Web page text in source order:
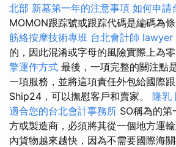
北部 新墓第一年的注意事項 如何申請
MOMON跟踪號或跟踪代碼是編碼為條
筋絡按摩技術專班 台北會計師 lawyer
的，因此混淆或字母的風險實際上為零
擎運作方式 最後，一項完整的關注點
一項服務，並將這項責任外包給國際
Ship24，可以撫慰客戶和賣家。 隆乳
適合您的台北會計事務所 SO稱為的
方或製造商，必須將其從一個地方運
內貨物越來越快，因為不需要國際海